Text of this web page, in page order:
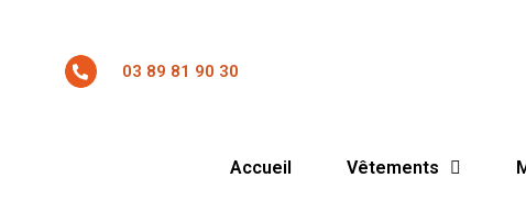
03 89 81 90 30
Accueil Vêtements